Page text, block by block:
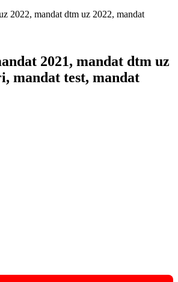
2021, mandat dtm uz
mandat test, mandat